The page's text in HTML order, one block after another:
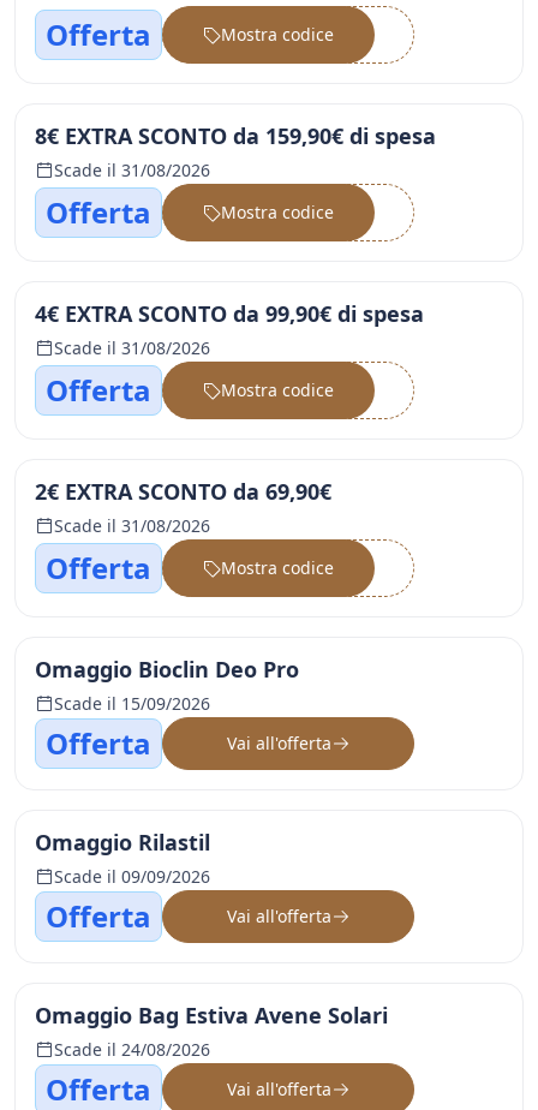
Offerta ••••••
Mostra codice
8€ EXTRA SCONTO da 159,90€ di spesa
Scade il 31/08/2026
Offerta ••••••
Mostra codice
4€ EXTRA SCONTO da 99,90€ di spesa
Scade il 31/08/2026
Offerta ••••••
Mostra codice
2€ EXTRA SCONTO da 69,90€
Scade il 31/08/2026
Offerta ••••••
Mostra codice
Omaggio Bioclin Deo Pro
Scade il 15/09/2026
Offerta Vai all'offerta
Omaggio Rilastil
Scade il 09/09/2026
Offerta Vai all'offerta
Omaggio Bag Estiva Avene Solari
Scade il 24/08/2026
Offerta Vai all'offerta